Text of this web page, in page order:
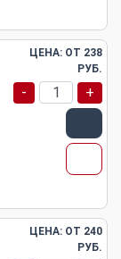
ЦЕНА: ОТ 238
РУБ.
- +
ЦЕНА: ОТ 240
РУБ.